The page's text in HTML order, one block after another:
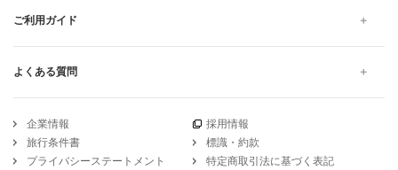
ご利用ガイド
よくある質問
企業情報
採用情報
旅行条件書
標識・約款
プライバシーステートメント
特定商取引法に基づく表記